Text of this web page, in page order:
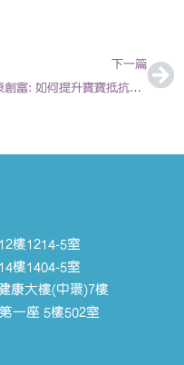
下一篇
健康創富: 如何提升寶寶抵抗力 2014-09-01 | 陳欣永醫生
樓1214-5室
樓1404-5室
康大樓(中環)7樓
一座 5樓502室